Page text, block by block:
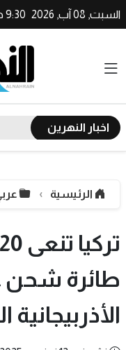
السبت, 08 آب, 2026 9:30 صباحاً
اخبار النهرين
الرئيسية
طائرة شحن
الأذربيجانية